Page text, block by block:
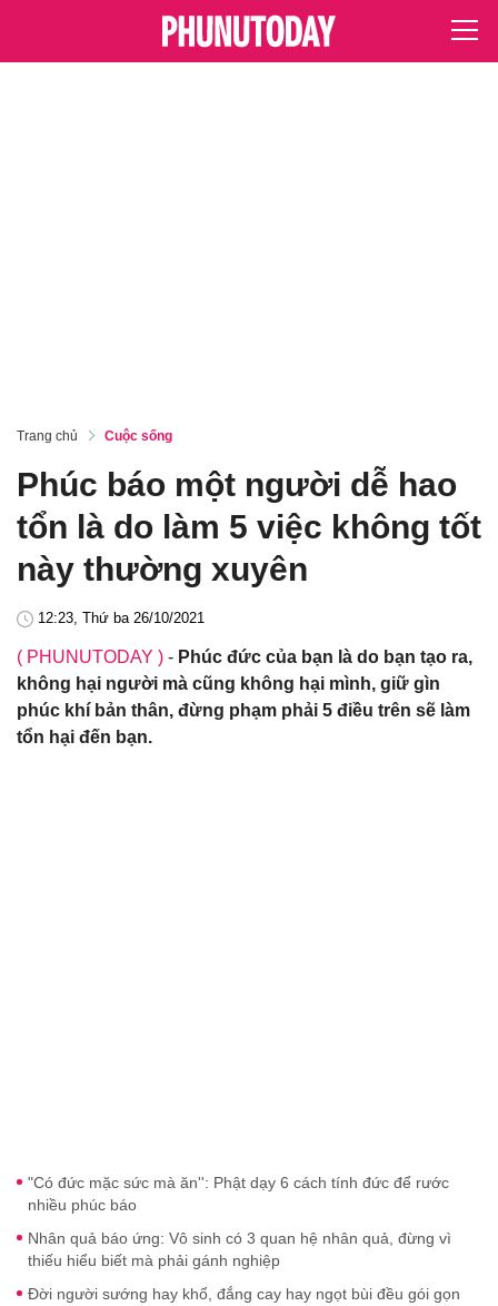
Trang chủ Cuộc sống
Phúc báo một người dễ hao
tổn là do làm 5 việc không tốt
này thường xuyên
12:23, Thứ ba 26/10/2021
( PHUNUTODAY ) - Phúc đức của bạn là do bạn tạo ra,
không hại người mà cũng không hại mình, giữ gìn
phúc khí bản thân, đừng phạm phải 5 điều trên sẽ làm
tổn hại đến bạn.
"Có đức mặc sức mà ăn'': Phật dạy 6 cách tính đức để rước
nhiều phúc báo
Nhân quả báo ứng: Vô sinh có 3 quan hệ nhân quả, đừng vì
thiếu hiểu biết mà phải gánh nghiệp
Đời người sướng hay khổ, đắng cay hay ngọt bùi đều gói gọn